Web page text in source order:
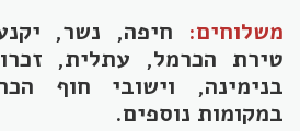
משלוחים: חיפה, נשר,
טירת הכרמל, עתלית,
בנימינה, וישובי חוף
במקומות נוספים.